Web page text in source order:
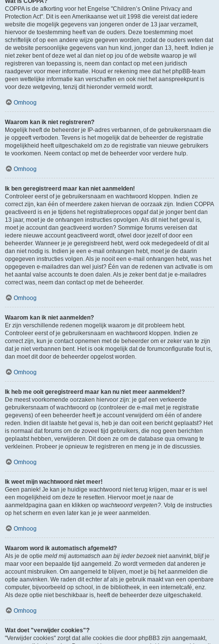
COPPA is de afkorting voor het Engelse "Children’s Online Privacy and
Protection Act". Dit is een Amerikaanse wet uit 1998 die vereist dat iedere
website die mogelijk gegevens van jongeren onder de 13 jaar verzamelt,
hiervoor de toestemming heeft van de ouders. Deze toestemming moet
schriftelijk of op een andere wijze gegeven worden, zodat de ouders weten dat
de website persoonlijke gegevens van hun kind, jonger dan 13, heeft. Indien je
niet zeker bent of deze wet al dan niet op jou of de website waarop je wil
registreren van toepassing is, neem dan contact op met een juridisch
raadgever voor meer informatie. Houd er rekening mee dat het phpBB-team
geen wettelijke informatie kan verschaffen en ook niet het aanspreekpunt is
voor deze wetgeving, tenzij dit hieronder vermeld wordt.
Omhoog
Waarom kan ik niet registreren?
Mogelijk heeft de beheerder je IP-adres verbannen, of de gebruikersnaam die
je opgeeft verboden. Tevens is het mogelijk dat de beheerder de registratie
mogelijkheid heeft uitgeschakeld om zo de registratie van nieuwe gebruikers
te voorkomen. Neem contact op met de beheerder voor verdere hulp.
Omhoog
Ik ben geregistreerd maar kan niet aanmelden!
Controleer eerst of je gebruikersnaam en wachtwoord kloppen. Indien ze
correct zijn, kan één of meerdere zaken hiervan de oorzaak zijn. Indien COPPA
geactiveerd is en je tijdens het registratieproces opgaf dat je jonger bent dan
13 jaar, moet je de ontvangen instructies opvolgen. Als dit niet het geval is,
moet je account dan geactiveerd worden? Sommige forums vereisen dat
iedere nieuwe account geactiveerd wordt, ofwel door jezelf of door een
beheerder. Wanneer je je geregistreerd hebt, werd ook medegedeeld of dit al
dan niet nodig is. Indien je een e-mail ontvangen hebt, moet je de daarin
opgegeven instructies volgen. Als je nooit een e-mail ontvangen hebt, was het
opgegeven e-mailadres dan wel juist? Één van de redenen van activatie is om
het aantal valse accounts te doen dalen. Als je zeker bent dat je e-mailadres
correct was, neem dan contact op met de beheerder.
Omhoog
Waarom kan ik niet aanmelden?
Er zijn verschillende redenen mogelijk waarom je dit probleem hebt.
Controleer eerst of je gebruikersnaam en wachtwoord kloppen. Indien ze
correct zijn, kun je contact opnemen met de beheerder om er zeker van te zijn
dat je niet verbannen bent. Het is ook mogelijk dat de forumconfiguratie fout is,
dan moet dit door de beheerder opgelost worden.
Omhoog
Ik heb me ooit geregistreerd maar kan nu niet meer aanmelden!?
De meest voorkomende oorzaken hiervoor zijn: je gaf een verkeerde
gebruikersnaam of wachtwoord op (controleer de e-mail met je registratie
gegevens) of een beheerder heeft je account verwijderd om één of andere
reden. Indien dit laatste het geval is, heb je dan ooit een bericht geplaatst? Het
is normaal dat forums om de zoveel tijd gebruikers, die nog geen berichten
geplaatst hebben, verwijderen. Dit doen ze om de database qua omvang te
verkleinen. Probeer je opnieuw te registreren en meng je in de discussies.
Omhoog
Ik weet mijn wachtwoord niet meer!
Geen paniek! Je kan je huidige wachtwoord niet terug krijgen, maar er is wel
een mogelijkheid om deze te resetten. Hiervoor moet je naar de
aanmeldpagina gaan en klikken op wachtwoord vergeten?. Volg de instructies
op het scherm en even later kan je je weer aanmelden.
Omhoog
Waarom word ik automatisch afgemeld?
Als je de optie meld mij automatisch aan bij ieder bezoekniet aanvinkt, blijf je
maar voor een bepaalde tijd aangemeld. Zo wordt vermeden dat anderen je
account misbruiken. Om aangemeld te blijven, moet je bij het aanmelden die
optie aanvinken. We raden dit echter af als je gebruik maakt van een openbare
computer, bijvoorbeeld op school, in de bibliotheek, in een internetcafé, enz.
Als deze optie niet beschikbaar is, heeft de beheerder deze uitgeschakeld.
Omhoog
Wat doet "verwijder cookies"?
"Verwijder cookies" zorgt dat alle cookies die door phpBB3 zijn aangemaakt,